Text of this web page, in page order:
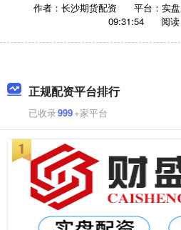
作者：长沙期货配资 平台：实
09:31:54
阅
正规配资平台排行
已收录999+家平台